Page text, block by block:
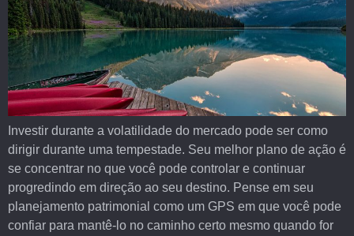
Investir durante a volatilidade do mercado pode ser como
dirigir durante uma tempestade. Seu melhor plano de ação é
se concentrar no que você pode controlar e continuar
progredindo em direção ao seu destino. Pense em seu
planejamento patrimonial como um GPS em que você pode
confiar para mantê-lo no caminho certo mesmo quando for